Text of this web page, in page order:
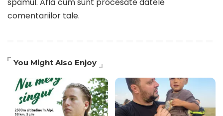
comentariilor tale.
You Might Also Enjoy